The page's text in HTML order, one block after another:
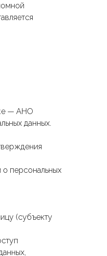
— АНО
данных.
о персональных
(субъекту